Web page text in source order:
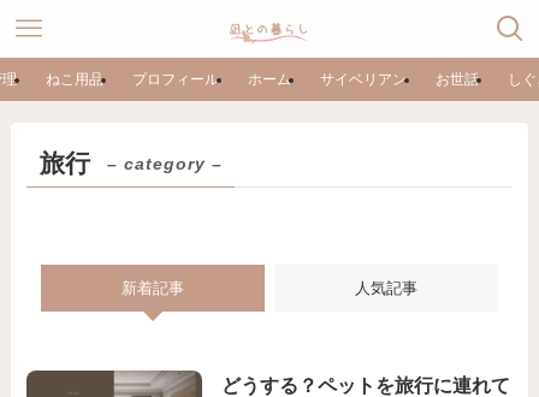
ねこ用品 プロフィール ホーム サイベリアン お世話 し
旅行 – category –
新着記事 人気記事
どうする？ペットを旅行に連れて